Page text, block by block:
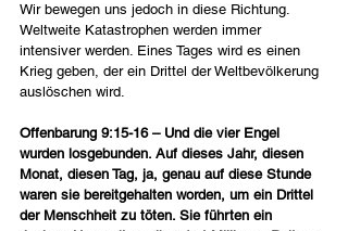
Wir bewegen uns jedoch in diese Richtung.
Weltweite Katastrophen werden immer
intensiver werden. Eines Tages wird es einen
Krieg geben, der ein Drittel der Weltbevölkerung
auslöschen wird.
Offenbarung 9:15-16 – Und die vier Engel
wurden losgebunden. Auf dieses Jahr, diesen
Monat, diesen Tag, ja, genau auf diese Stunde
waren sie bereitgehalten worden, um ein Drittel
der Menschheit zu töten. Sie führten ein